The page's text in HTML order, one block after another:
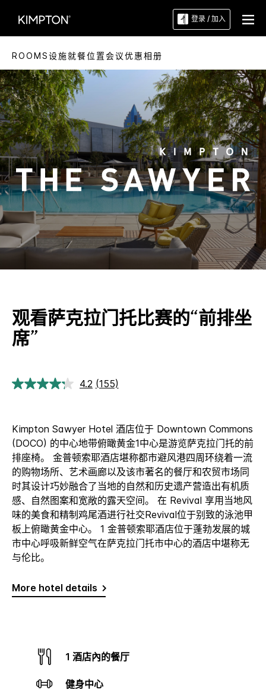
登录 / 加入
ROOMS设施就餐位置会议优惠相册
观看萨克拉门托比赛的“前排坐
席”
4.2 阅
评
论.
同
一
页
面
链
接。
(155)
Kimpton Sawyer Hotel 酒店位于 Downtown Commons
(DOCO) 的中心地带俯瞰黄金1中心是游览萨克拉门托的前
排座椅。 金普顿索耶酒店堪称都市避风港四周环绕着一流
的购物场所、艺术画廊以及该市著名的餐厅和农贸市场同
时其设计巧妙融合了当地的自然和历史遗产营造出有机质
感、自然图案和宽敞的露天空间。 在 Revival 享用当地风
味的美食和精制鸡尾酒进行社交Revival位于别致的泳池甲
板上俯瞰黄金中心。 1 金普顿索耶酒店位于蓬勃发展的城
市中心呼吸新鲜空气在萨克拉门托市中心的酒店中堪称无
与伦比。
More hotel details
1 酒店內的餐厅
健身中心